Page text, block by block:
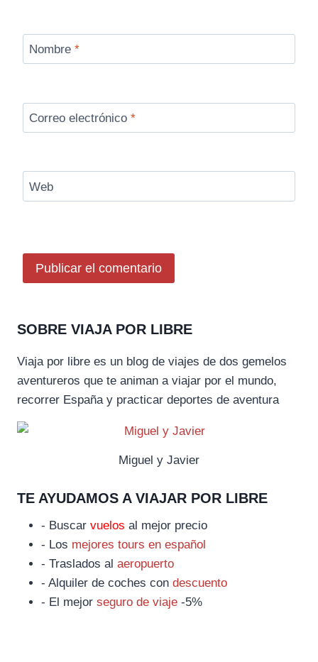
Nombre *
Correo electrónico *
Web
SOBRE VIAJA POR LIBRE
Viaja por libre es un blog de viajes de dos gemelos
aventureros que te animan a viajar por el mundo,
recorrer España y practicar deportes de aventura
Miguel y Javier
TE AYUDAMOS A VIAJAR POR LIBRE
- Buscar vuelos al mejor precio
- Los mejores tours en español
- Traslados al aeropuerto
- Alquiler de coches con descuento
- El mejor seguro de viaje -5%